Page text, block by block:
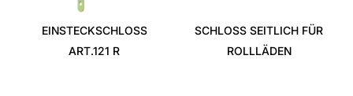
EINSTECKSCHLOSS
ART.121 R
SCHLOSS SEITLICH FÜR
ROLLLÄDEN